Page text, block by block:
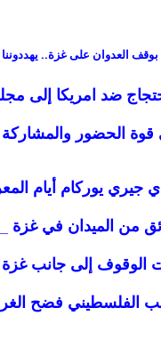
العدوان على غزة.. يهددوننا
ضد امريكا إلى
الحضور والمشاركة
جيري يوركام أيام
من الميدان في غزة
الوقوف إلى جانب
الفلسطيني فضح